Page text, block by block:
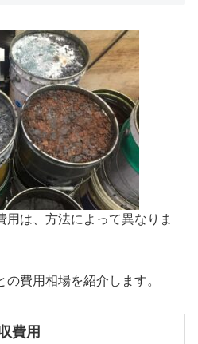
は、方法によって異なりま
費用相場を紹介します。
費用